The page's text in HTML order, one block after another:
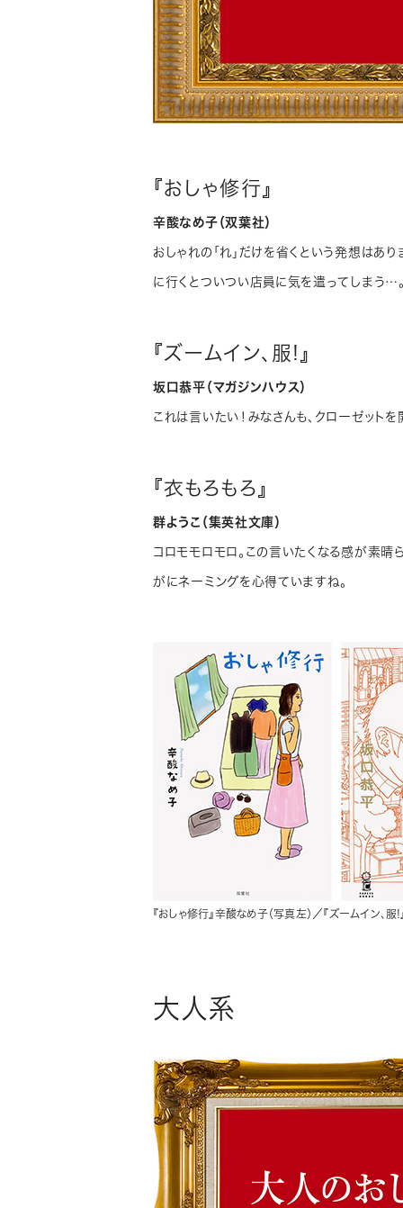
『おしゃ修行』
辛酸なめ子（双葉社）
おしゃれの「れ」だけを省くという発想はあ
に行くとついつい店員に気を遣ってしまう…
『ズームイン、服!』
坂口恭平（マガジンハウス）
これは言いたい！みなさんも、クローゼット
『衣もろもろ』
群ようこ（集英社文庫）
コロモモロモロ。この言いたくなる感が素晴
がにネーミングを心得ていますね。
『おしゃ修行』辛酸なめ子（写真左）／『ズームイン、服
大人系